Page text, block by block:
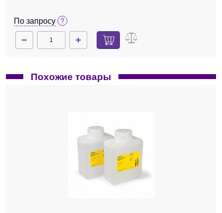
По запросу
Похожие товары